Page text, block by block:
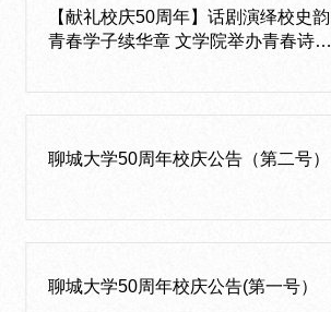
【献礼校庆50周年】话剧演绎校史韵
青春学子续华章 文学院举办青春诗剧
聊城大学50周年校庆公告（第二号）
聊城大学50周年校庆公告(第一号）